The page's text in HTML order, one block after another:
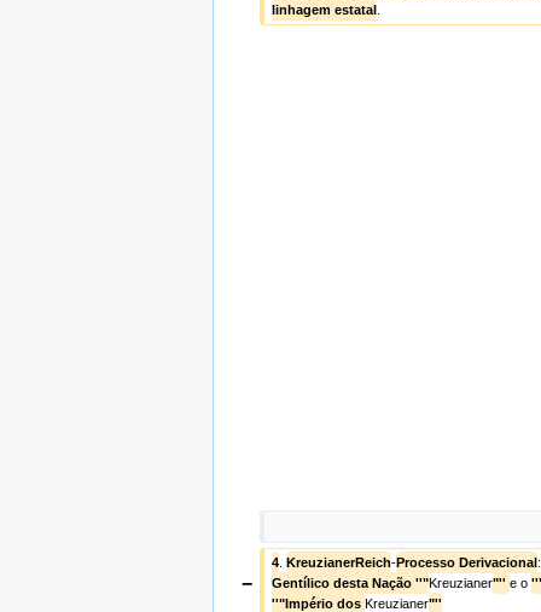
linhagem estatal.
−
4. KreuzianerReich-Processo Derivacional
Gentílico desta Nação ''"Kreuzianer"'' e o
''"Império dos Kreuzianer"''